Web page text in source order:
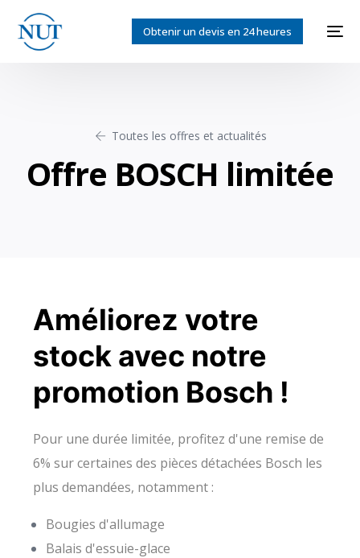
Obtenir un devis en 24 heures
Toutes les offres et actualités
Offre BOSCH limitée
Améliorez votre
stock avec notre
promotion Bosch !
Pour une durée limitée, profitez d'une remise de
6% sur certaines des pièces détachées Bosch les
plus demandées, notamment :
Bougies d'allumage
Balais d'essuie-glace
English
Français